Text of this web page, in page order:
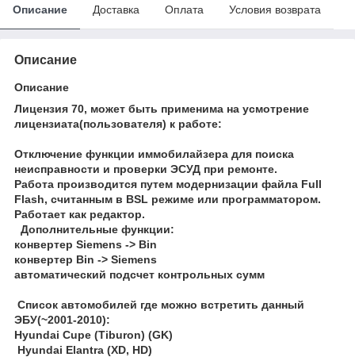
Описание Доставка Оплата Условия возврата
Описание
Описание
Лицензия 70, может быть применима на усмотрение
лицензиата(пользователя) к работе:
Отключение функции иммобилайзера для поиска
неисправности и проверки ЭСУД при ремонте.
Работа производится путем модернизации файла Full
Flash, считанным в BSL режиме или программатором.
Работает как редактор.
Дополнительные функции:
конвертер Siemens -> Bin
конвертер Bin -> Siemens
автоматический подсчет контрольных сумм
Список автомобилей где можно встретить данный
ЭБУ(~2001-2010):
Hyundai Cupe (Tiburon) (GK)
Hyundai Elantra (XD, HD)